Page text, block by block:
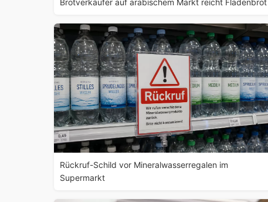
Brotverkäufer auf arabischem Markt reicht Fladenbrot
Rückruf-Schild vor Mineralwasserregalen im
Supermarkt